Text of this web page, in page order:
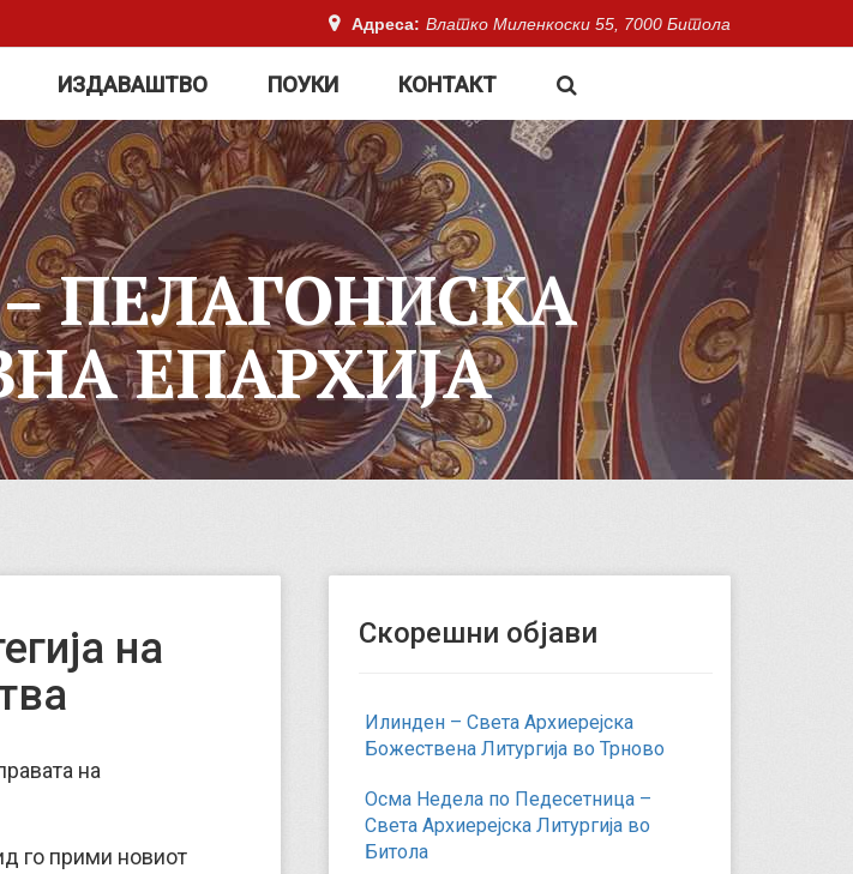
Адреса: Влатко Миленкоски 55, 7000 Битола
ИЗДАВАШТВО ПОУКИ КОНТАКТ
ПЕЛАГОНИСКА
ЕПАРХИЈА
на
на
го прими новиот
Скорешни објави
Илинден – Света Архиерејска
Божествена Литургија во Трново
Осма Недела по Педесетница –
Света Архиерејска Литургија во
Битола